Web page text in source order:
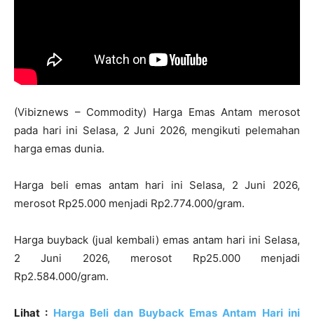
(Vibiznews – Commodity) Harga Emas Antam merosot
pada hari ini Selasa, 2 Juni 2026, mengikuti pelemahan
harga emas dunia.
Harga beli emas antam hari ini Selasa, 2 Juni 2026,
merosot Rp25.000 menjadi Rp2.774.000/gram.
Harga buyback (jual kembali) emas antam hari ini Selasa,
2 Juni 2026, merosot Rp25.000 menjadi
Rp2.584.000/gram.
Lihat : Harga Beli dan Buyback Emas Antam Hari ini